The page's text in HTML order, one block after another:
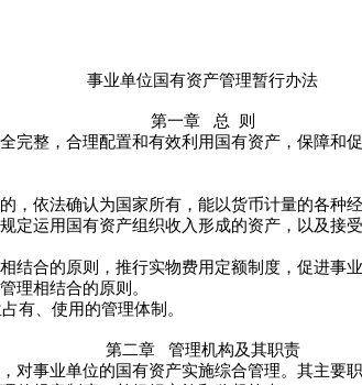
事业单位国有资产管理暂行办法
第一章 总
则
，合理配置和有效利用国有资产，保障和
法确认为国家所有，能以货币计量的各种经
运用国有资产组织收入形成的资产，以及接
的原则，推行实物费用定额制度，促进事
理相结合的原则。
有、使用的管理体制。
第二章
管理机构及其职责
事业单位的国有资产实施综合管理。其主要职